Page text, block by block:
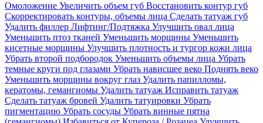
Омоложение Увеличить объем губ Восстановить контур губ
Скорректировать контуры, объемы лица Сделать татуаж губ
Удалить филлер Лифтинг/Подтяжка Улучшить овал лица
Уменьшить птоз тканей Уменьшить морщины Уменьшить
кисетные морщины Улучшить плотность и тургор кожи лица
Убрать второй подбородок Уменьшить объемы лица Убрать
темные круги под глазами Убрать нависшее веко Поднять веко
Уменьшить морщины вокруг глаз Удалить папилломы,
кератомы, гемангиомы Удалить татуаж Исправить татуаж
Сделать татуаж бровей Удалить татуировки Убрать
пигментацию Убрать сосуды Убрать винные пятна